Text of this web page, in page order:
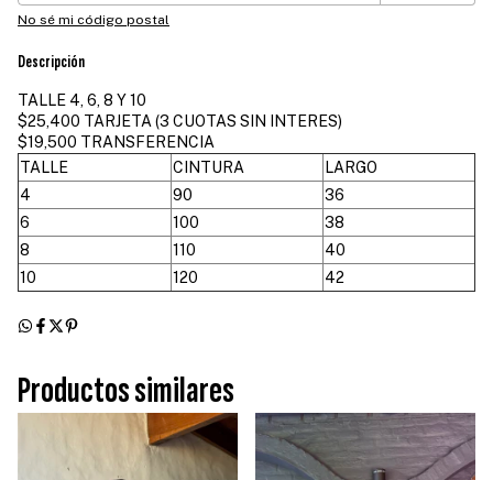
No sé mi código postal
Descripción
TALLE 4, 6, 8 Y 10
$25,400 TARJETA (3 CUOTAS SIN INTERES)
$19,500 TRANSFERENCIA
TALLE
CINTURA
LARGO
4
90
36
6
100
38
8
110
40
10
120 42
Productos similares